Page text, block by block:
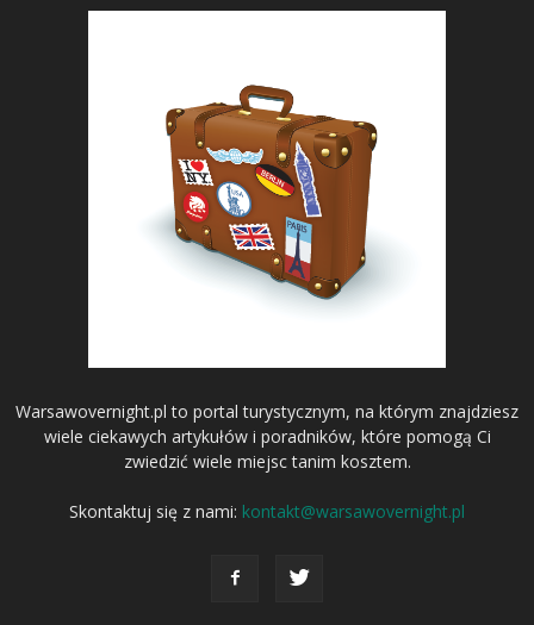
Warsawovernight.pl to portal turystycznym, na którym znajdziesz
wiele ciekawych artykułów i poradników, które pomogą Ci
zwiedzić wiele miejsc tanim kosztem.
Skontaktuj się z nami: kontakt@warsawovernight.pl